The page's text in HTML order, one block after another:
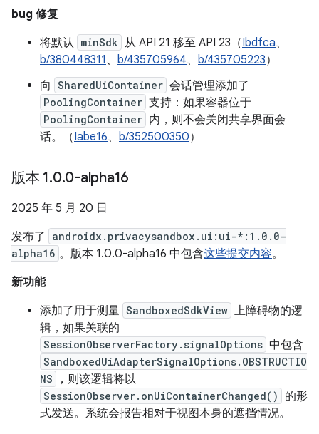
bug 修复
将默认 minSdk 从 API 21 移至 API 23（Ibdfca、
b/380448311 、 b/435705964、 b/435705223）
向 SharedUiContainer 会话管理添加了
PoolingContainer 支持：如果容器位于
PoolingContainer 内，则不会关闭共享界面会
话。（Iabe16、 b/352500350）
版本 1.0.0-alpha16
2025 年 5 月 20 日
发布了
androidx.privacysandbox.ui:ui-*:1.0.0-
alpha16 。版本 1.0.0-alpha16 中包含这些提交内容。
新功能
添加了用于测量 SandboxedSdkView 上障碍物的逻
辑，如果关联的
SessionObserverFactory.signalOptions 中包含
SandboxedUiAdapterSignalOptions.OBSTRUCTIO
NS
，则该逻辑将以
SessionObserver.onUiContainerChanged()
的形
式发送。系统会报告相对于视图本身的遮挡情况。